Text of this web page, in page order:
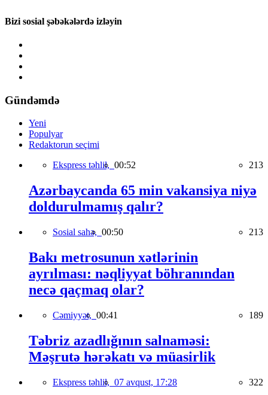
Bizi sosial şəbəkələrdə izləyin
Gündəmdə
Yeni
Populyar
Redaktorun seçimi
Ekspress təhlil, 00:52 213
Azərbaycanda 65 min vakansiya niyə
doldurulmamış qalır?
Sosial sahə, 00:50 213
Bakı metrosunun xətlərinin
ayrılması: nəqliyyat böhranından
necə qaçmaq olar?
Cəmiyyət, 00:41 189
Təbriz azadlığının salnaməsi:
Məşrutə hərəkatı və müasirlik
Ekspress təhlil, 07 avqust, 17:28 322